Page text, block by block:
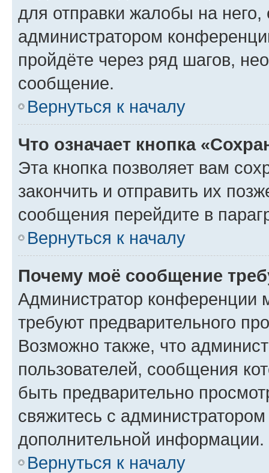
для отправки жалобы на
администратором
пройдёте через ряд шагов,
сообщение.
Вернуться к началу
Что означает кнопка
Эта кнопка позволяет вам
закончить и отправить их
сообщения перейдите в
Вернуться к началу
Почему моё сообщение
Администратор конференции
требуют предварительного
Возможно также, что
пользователей, сообщения
быть предварительно
свяжитесь с
дополнительной информации.
Вернуться к началу